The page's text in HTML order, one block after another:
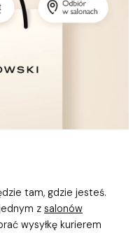
tam, gdzie jesteś.
z salonów
wysyłkę kurierem